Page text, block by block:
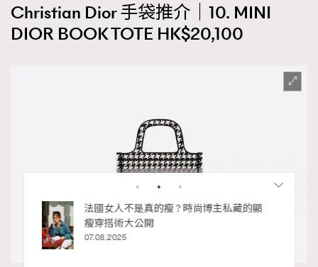
Christian Dior 手袋推介｜10. MINI
DIOR BOOK TOTE HK$20,100
別再用酒精消毒皮革！6個清潔手袋小技
巧，讓你更愛惜你的手袋
02.06.2025